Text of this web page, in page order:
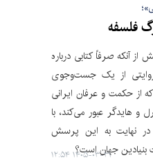
فلسفه
از آنکه صرفاً کتابی درباره
از یک جست‌وجوی
حکمت و عرفان ایرانی
و هایدگر عبور می‌کند، با
نهایت به این پرسش
بنیادین جهان است؟
۱۴۰۵-۰۳-۳۱ ۱۲:۵۴